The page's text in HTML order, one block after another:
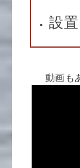
設
動画も